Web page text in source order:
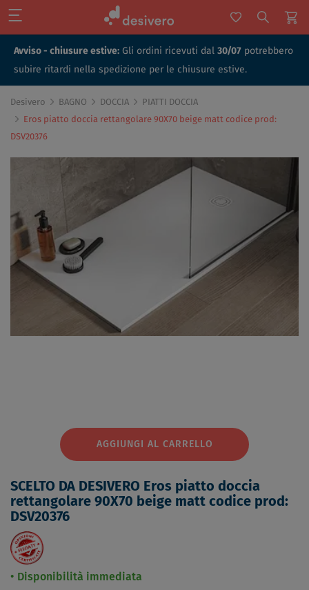
Avviso - chiusure estive: Gli ordini ricevuti dal 30/07 potrebbero
subire ritardi nella spedizione per le chiusure estive.
Desivero BAGNO DOCCIA
PIATTI DOCCIA
Eros piatto doccia rettangolare 90X70 beige matt codice prod:
DSV20376
AGGIUNGI AL CARRELLO
SCELTO DA DESIVERO Eros piatto doccia
rettangolare 90X70 beige matt codice prod:
DSV20376
Disponibilità immediata